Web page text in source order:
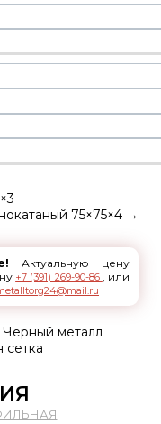
75×75×4 →
Актуальную цену
+7 (391) 269-90-86 , или
Черный металл
сетка